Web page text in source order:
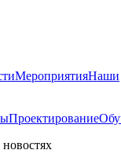
МероприятияНаши
Проектирование